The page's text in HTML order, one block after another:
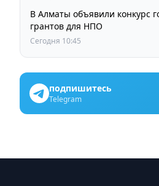
В Алматы объявили конкурс
грантов для НПО
Сегодня 10:45
подпишитесь
Telegram